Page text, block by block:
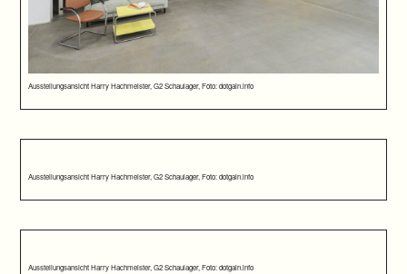
Ausstellungsansicht Harry Hachmeister, G2 Schaulager, Foto: dotgain.info
Ausstellungsansicht Harry Hachmeister, G2 Schaulager, Foto: dotgain.info
Ausstellungsansicht Harry Hachmeister, G2 Schaulager, Foto: dotgain.info